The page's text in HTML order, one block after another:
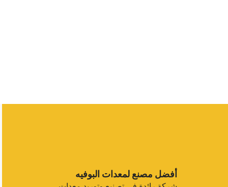
أفضل مصنع لمعدات البوفيه